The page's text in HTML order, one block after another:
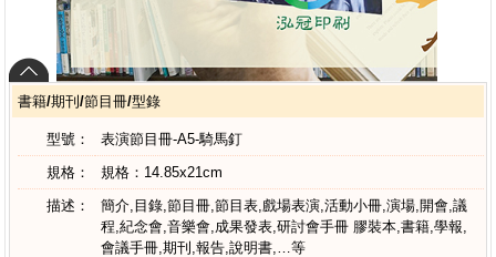
書籍/期刊/節目冊/型錄
型號：
表演節目冊-A5-騎馬釘
規格：
規格：14.85x21cm
描述：
簡介,目錄,節目冊,節目表,戲場表演,活動小冊,演場,開會,議
程,紀念會,音樂會,成果發表,研討會手冊 膠裝本,書籍,學報,
會議手冊,期刊,報告,說明書,…等